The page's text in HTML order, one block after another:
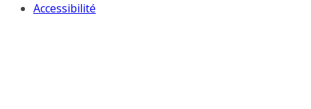
Accessibilité